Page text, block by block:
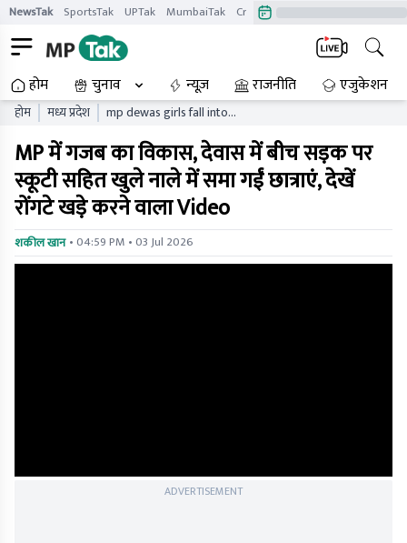
NewsTak SportsTak UPTak MumbaiTak CrimeTak
होम चुनाव न्यूज़ राजनीति एजुकेशन
होम मध्य प्रदेश
mp dewas girls fall into
municipal corporation
negligence video mpytgc
MP में गजब का विकास, देवास में बीच सड़क पर
स्कूटी सहित खुले नाले में समा गईं छात्राएं, देखें
रोंगटे खड़े करने वाला Video
शकील खान • 04:59 PM • 03 Jul 2026
ADVERTISEMENT